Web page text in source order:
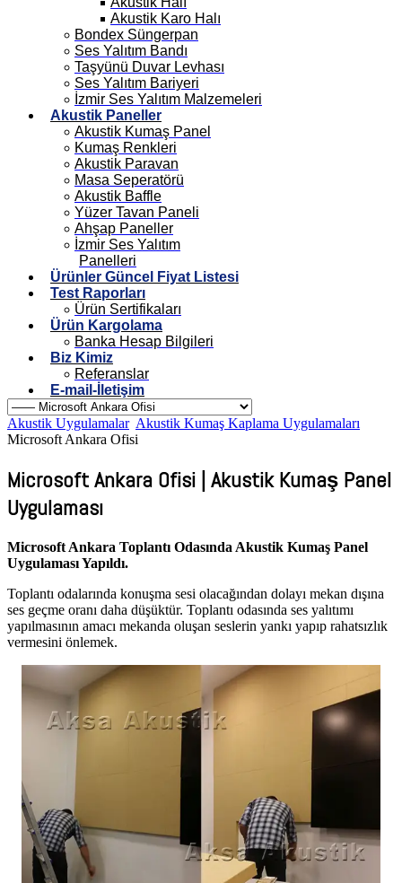
Akustik Karo Halı
Bondex Süngerpan
Ses Yalıtım Bandı
Taşyünü Duvar Levhası
Ses Yalıtım Bariyeri
İzmir Ses Yalıtım Malzemeleri
Akustik Paneller
Akustik Kumaş Panel
Kumaş Renkleri
Akustik Paravan
Masa Seperatörü
Akustik Baffle
Yüzer Tavan Paneli
Ahşap Paneller
İzmir Ses Yalıtım
Panelleri
Ürünler Güncel Fiyat Listesi
Test Raporları
Ürün Sertifikaları
Ürün Kargolama
Banka Hesap Bilgileri
Biz Kimiz
Referanslar
E-mail-İletişim
Akustik Uygulamalar Akustik Kumaş Kaplama Uygulamaları
Microsoft Ankara Ofisi
Microsoft Ankara Ofisi | Akustik Kumaş Panel
Uygulaması
Microsoft Ankara Toplantı Odasında Akustik Kumaş Panel
Uygulaması Yapıldı.
Toplantı odalarında konuşma sesi olacağından dolayı mekan dışına
ses geçme oranı daha düşüktür. Toplantı odasında ses yalıtımı
yapılmasının amacı mekanda oluşan seslerin yankı yapıp rahatsızlık
vermesini önlemek.